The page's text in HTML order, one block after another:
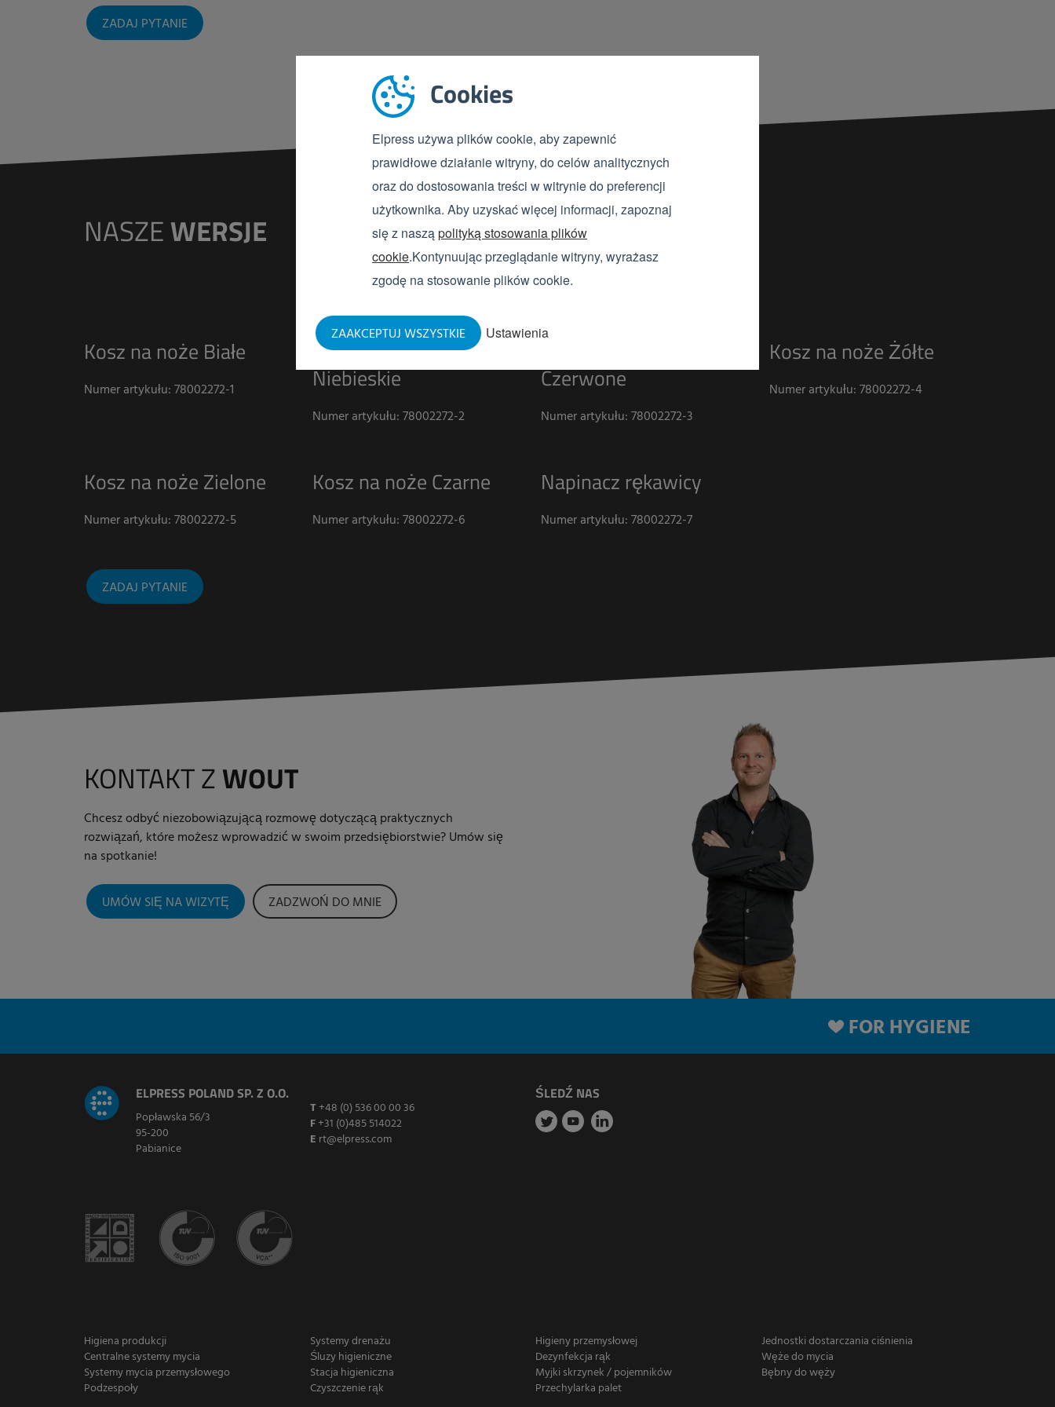
Cookies
Elpress używa plików cookie, aby zapewnić
prawidłowe działanie witryny, do celów analitycznych
oraz do dostosowania treści w witrynie do preferencji
użytkownika. Aby uzyskać więcej informacji, zapoznaj
się z nasząpolityką stosowania plików
cookie.Kontynuując przeglądanie witryny, wyrażasz
zgodę na stosowanie plików cookie.
Ustawienia
ZAAKCEPTUJ WSZYSTKIE
ZADAJ PYTANIE
NASZEWERSJE
Kosz na noże Białe
Numer artykułu: 78002272-1
Kosz na noże
Niebieskie
Numer artykułu: 78002272-2
Czerwone
Numer artykułu: 78002272-3
Kosz na noże Żółte
Numer artykułu: 78002272-4
Kosz na noże Zielone
Numer artykułu: 78002272-5
Kosz na noże Czarne
Numer artykułu: 78002272-6
Napinacz rękawicy
Numer artykułu: 78002272-7
ZADAJ PYTANIE
KONTAKT ZWOUT
Chcesz odbyć niezobowiązującą rozmowę dotyczącą praktycznych
rozwiązań, które możesz wprowadzić w swoim przedsiębiorstwie? Umów się
na spotkanie!
UMÓW SIĘ NA WIZYTĘ ZADZWOŃ DO MNIE
FOR HYGIENE
ELPRESS POLAND SP. Z O.O.
Popławska 56/3
95-200
Pabianice
T +48 (0) 536 00 00 36
F+31 (0)485 514022
E rt@elpress.com
ŚLEDŹ NAS
Higiena produkcji
Centralne systemy mycia
Systemy mycia przemysłowego
Podzespoły
Systemy drenażu
Śluzy higieniczne
Stacja higieniczna
Czyszczenie rąk
Higieny przemysłowej
Dezynfekcja rąk
Myjki skrzynek / pojemników
Przechylarka palet
Jednostki dostarczania ciśnienia
Węże do mycia
Bębny do węży